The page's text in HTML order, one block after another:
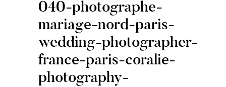
A PROPOS CORALIE
Contact
040-photographe-
mariage-nord-paris-
wedding-photographer-
france-paris-coralie-
photography-